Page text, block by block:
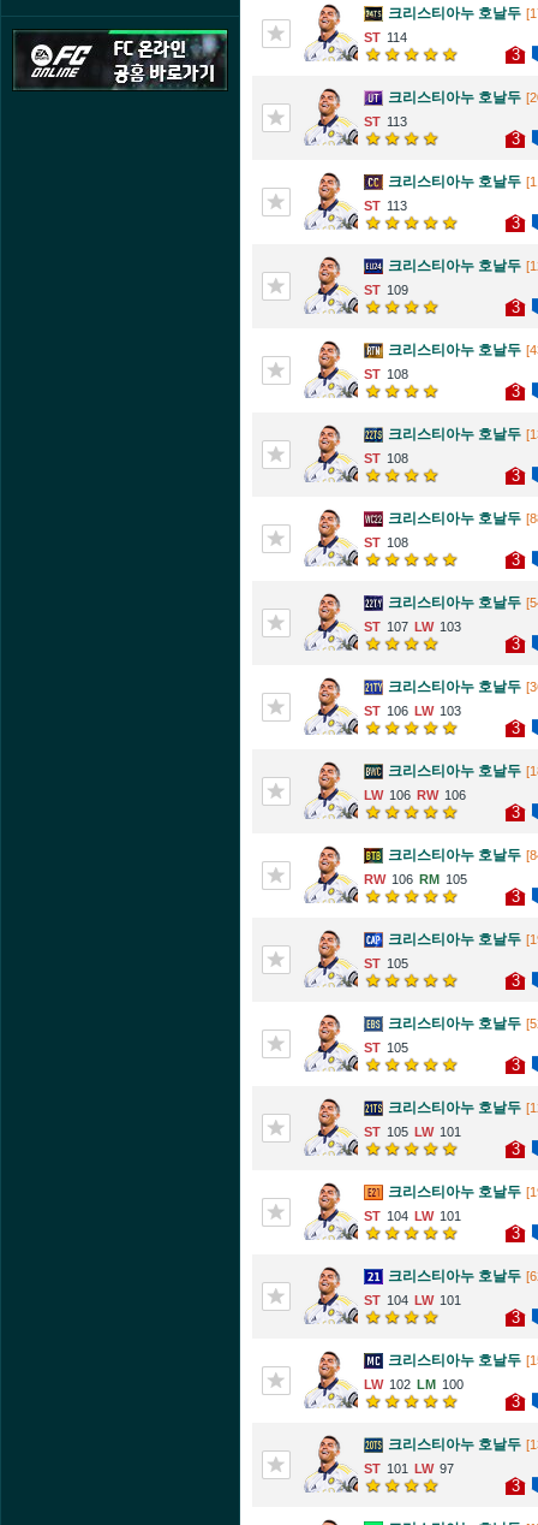
크리스티아누 호날두
114
3
크리스티아누 호날두
113
3
크리스티아누 호날두
113
3
크리스티아누 호날두
109
3
크리스티아누 호날두
108
3
크리스티아누 호날두
108
3
크리스티아누 호날두
108
3
크리스티아누 호날두
107
103
3
크리스티아누 호날두
106
103
3
크리스티아누 호날두
106
106
3
크리스티아누 호날두
106
105
3
크리스티아누 호날두
105
3
크리스티아누 호날두
105
3
크리스티아누 호날두
105
101
3
크리스티아누 호날두
104
101
3
크리스티아누 호날두
104
101
3
크리스티아누 호날두
102
100
3
크리스티아누 호날두
101
97
3